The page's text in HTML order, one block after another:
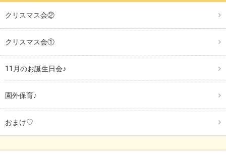
クリスマス会②
クリスマス会①
11月のお誕生日会♪
園外保育♪
おまけ♡